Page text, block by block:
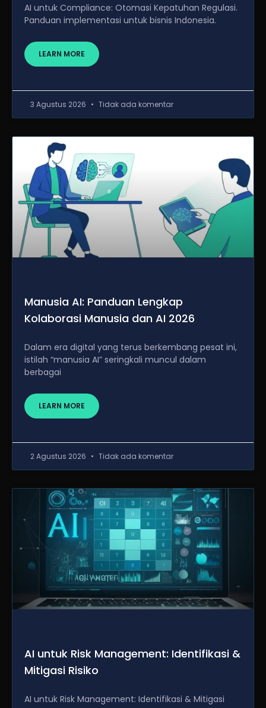
AI untuk Compliance: Otomasi Kepatuhan Regulasi.
Panduan implementasi untuk bisnis Indonesia.
LEARN MORE
3 Agustus 2026 Tidak ada komentar
Manusia AI: Panduan Lengkap
Kolaborasi Manusia dan AI 2026
Dalam era digital yang terus berkembang pesat ini,
istilah “manusia AI” seringkali muncul dalam
berbagai
LEARN MORE
2 Agustus 2026 Tidak ada komentar
AI untuk Risk Management: Identifikasi &
Mitigasi Risiko
AI untuk Risk Management: Identifikasi & Mitigasi